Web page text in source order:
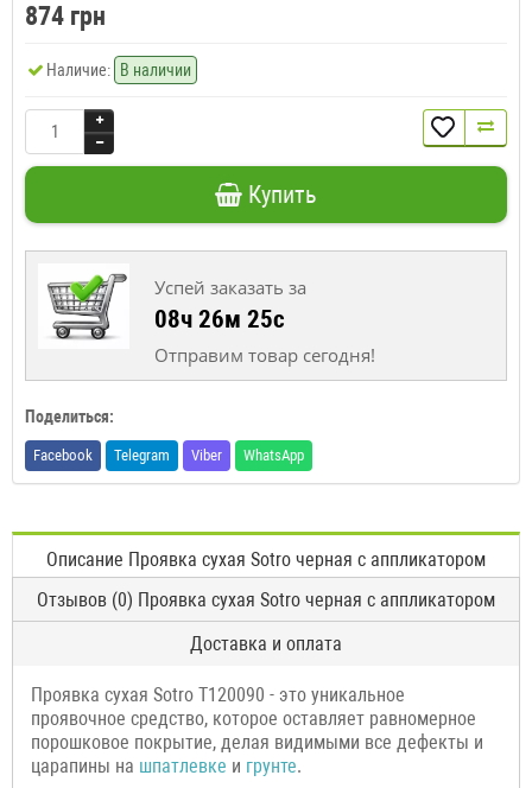
874 грн
Наличие: В наличии
Купить
Успей заказать за
08ч 26м 25с
Отправим товар сегодня!
Поделиться:
Facebook Telegram Viber WhatsApp
Описание Проявка сухая Sotro черная с аппликатором
Отзывов (0) Проявка сухая Sotro черная с аппликатором
Доставка и оплата
Проявка сухая Sotro T120090 - это уникальное
проявочное средство, которое оставляет равномерное
порошковое покрытие, делая видимыми все дефекты и
царапины на шпатлевке и грунте.